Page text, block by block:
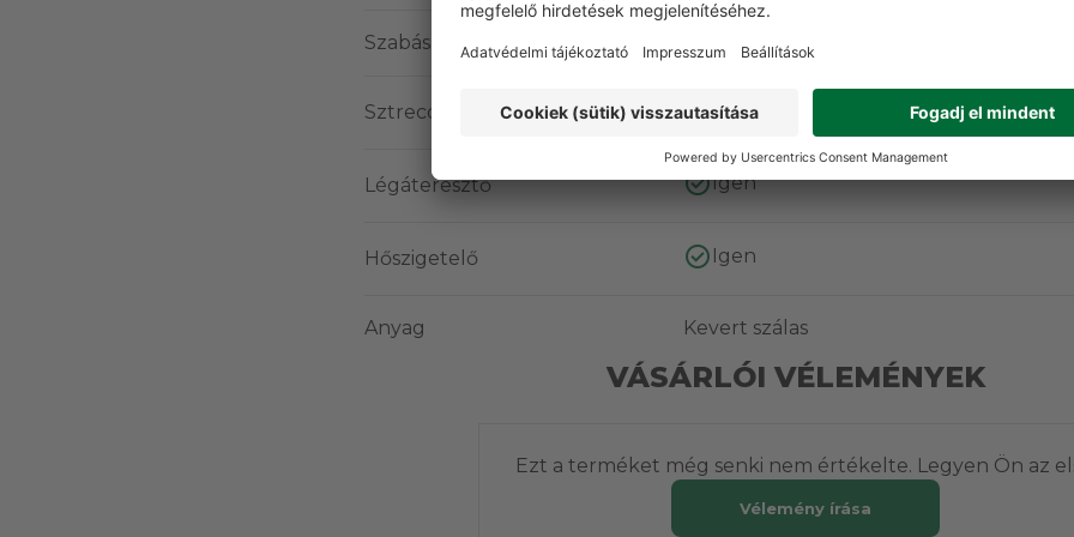
Szabás Normál
Sztreccs Igen
Légáteresztő Igen
Hőszigetelő Igen
Anyag Kevert szálas
VÁSÁRLÓI VÉLEMÉNYEK
Ezt a terméket még senki nem értékelte. Legyen Ön az
Vélemény írása